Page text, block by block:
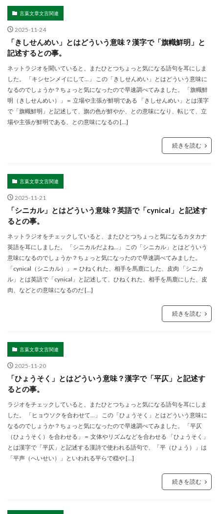
言葉文章文言関連
2025-11-24
「きしせんめい」とはどういう意味？漢字で「旗幟鮮明」と
記述するとの事。
ネットラジオを聞いていると、またひとつちょっと気になる語句を耳にしま
した。 「キシセンメイにして…」 この「きしせんめい」とはどういう意味に
なるのでしょうか？ちょっと気になったので早速調べてみました。 「旗幟鮮
明（きしせんめい）」＝ 立場や主張が鮮明である 「きしせんめい」とは漢字
で「旗幟鮮明」と記述して、旗の色が鮮やか、との意味になり、転じて、立
場や主張が鮮明である、との意味になるの […]
続きを読む
言葉文章文言関連
2025-11-21
「シニカル」とはどういう意味？英語で「cynical」と記述す
るとの事。
ネットラジオをチェックしていると、またひとつちょっと気になるカタカナ
英語を耳にしました。 「シニカルだよね…」 この「シニカル」とはどういう
意味になるのでしょうか？ちょっと気になったので早速調べてみました。
「cynical（シニカル）」＝ ひねくれた、相手を馬鹿にした、皮肉 「シニカ
ル」とは英語で「cynical」と記述して、ひねくれた、相手を馬鹿にした、皮
肉、などとの意味になるのだ […]
続きを読む
言葉文章文言関連
2025-11-20
「ひょうそく」とはどういう意味？漢字で「平仄」と記述す
るとの事。
ラジオをチェックしていると、またひとつちょっと気になる語句を耳にしま
した。 「ヒョウソクを合わせて…」 この「ひょうそく」とはどういう意味に
なるのでしょうか？ちょっと気になったので早速調べてみました。 「平仄
（ひょうそく）を合わせる」＝ 文体やリズムなどを合わせる 「ひょうそく」
とは漢字で「平仄」と記述する漢詩で使われる語句で、「平（ひょう）」は
「平声（へいせい）」といわれる平らで穏や […]
続きを読む